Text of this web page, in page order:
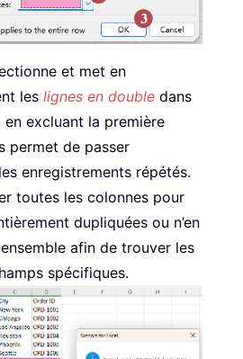
et met en
les lignes en double dans
excluant la première
permet de passer
enregistrements répétés.
toutes les colonnes pour
dupliquées ou n’en
afin de trouver les
spécifiques.